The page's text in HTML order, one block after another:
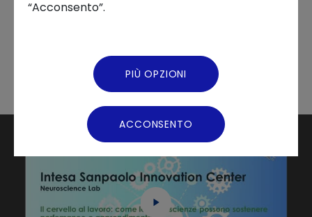
“Acconsento”.
PIÙ OPZIONI
ACCONSENTO